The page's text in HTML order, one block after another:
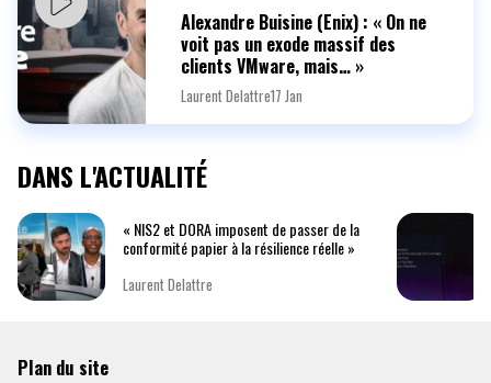
Alexandre Buisine (Enix) : « On ne
voit pas un exode massif des
clients VMware, mais… »
Laurent Delattre17 Jan
DANS L'ACTUALITÉ
« NIS2 et DORA imposent de passer de la
conformité papier à la résilience réelle »
Laurent Delattre
Plan du site